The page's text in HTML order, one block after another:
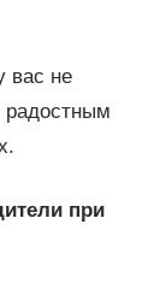
вас не
радостным
при